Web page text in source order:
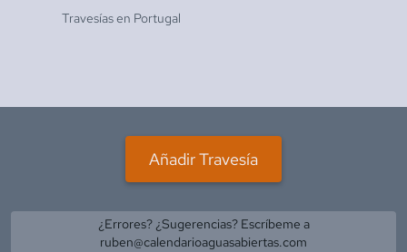
Travesías en Portugal
Añadir Travesía
¿Errores? ¿Sugerencias? Escríbeme a
ruben@calendarioaguasabiertas.com